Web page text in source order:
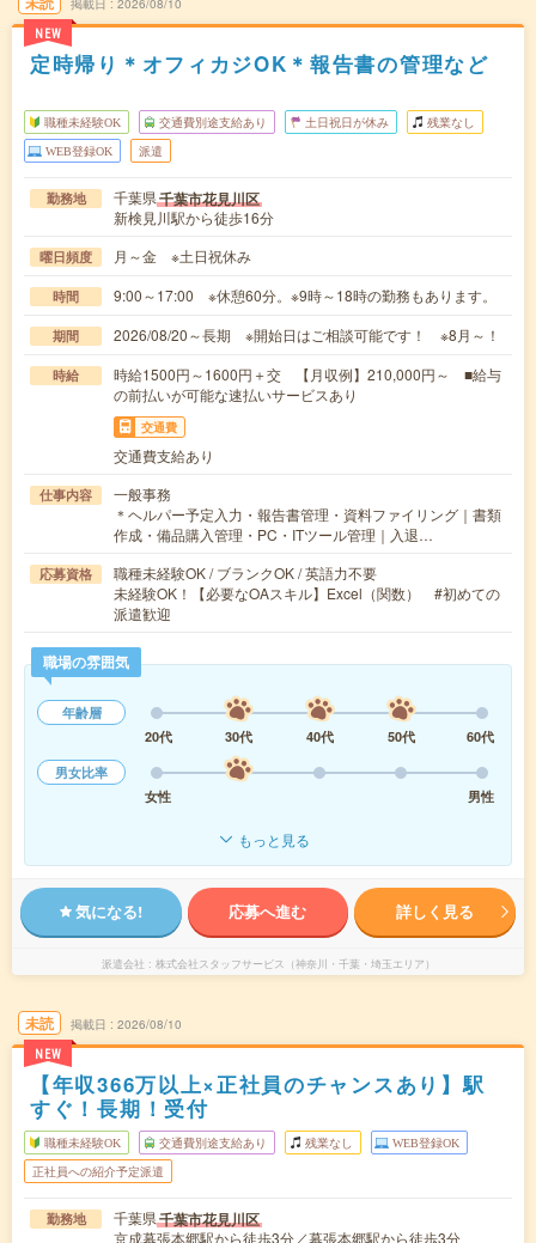
NEW
定時帰り＊オフィカジOK＊報告書の管理など
職種未経験OK 交通費別途支給あり 土日祝日が休み 残業なし
WEB登録OK 派遣
勤務地 千葉県千葉市花見川区
新検見川駅から徒歩16分
曜日頻度 月～金 ※土日祝休み
時間 9:00～17:00 ※休憩60分。※9時～18時の勤務もあります。
期間 2026/08/20～長期 ※開始日はご相談可能です！ ※8月～！
時給
時給1500円～1600円＋交 【月収例】210,000円～ ■給与
の前払いが可能な速払いサービスあり
交通費
交通費支給あり
仕事内容
一般事務
＊ヘルパー予定入力・報告書管理・資料ファイリング｜書類
作成・備品購入管理・PC・ITツール管理｜入退…
応募資格
職種未経験OK / ブランクOK / 英語力不要
未経験OK！【必要なOAスキル】Excel（関数） #初めての
派遣歓迎
職場の雰囲気
年齢層
20代
30代 40代 50代
60代
男女比率
女性
男性
もっと見る
気になる! 応募へ進む 詳しく見る
派遣会社 株式会社スタッフサービス（神奈川・千葉・埼玉エリア）
未読
NEW
掲載日 2026/08/10
【年収366万以上×正社員のチャンスあり】駅
すぐ！長期！受付
職種未経験OK 交通費別途支給あり 残業なし WEB登録OK
正社員への紹介予定派遣
勤務地 千葉県千葉市花見川区
京成幕張本郷駅から徒歩3分／幕張本郷駅から徒歩3分